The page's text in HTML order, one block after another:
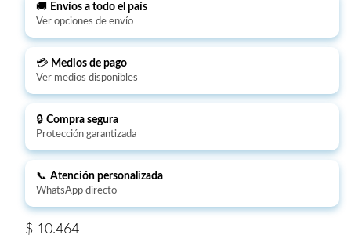
🚚 Envíos a todo el país
Ver opciones de envío
💳 Medios de pago
Ver medios disponibles
🔒 Compra segura
Protección garantizada
📞 Atención personalizada
WhatsApp directo
$10.464